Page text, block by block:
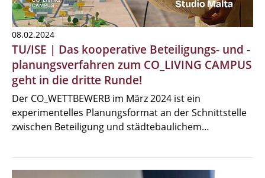
08.02.2024
TU/ISE | Das kooperative Beteiligungs- und -
planungsverfahren zum CO_LIVING CAMPUS
geht in die dritte Runde!
Der CO_WETTBEWERB im März 2024 ist ein
experimentelles Planungsformat an der Schnittstelle
zwischen Beteiligung und städtebaulichem…